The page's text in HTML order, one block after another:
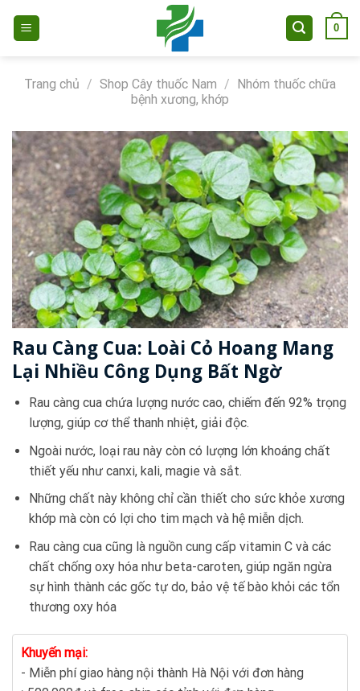
0
Trang chủ / Shop Cây thuốc Nam / Nhóm thuốc chữa
bệnh xương, khớp
Rau Càng Cua: Loài Cỏ Hoang Mang
Lại Nhiều Công Dụng Bất Ngờ
Rau càng cua chứa lượng nước cao, chiếm đến 92% trọng
lượng, giúp cơ thể thanh nhiệt, giải độc.
Ngoài nước, loại rau này còn có lượng lớn khoáng chất
thiết yếu như canxi, kali, magie và sắt.
Những chất này không chỉ cần thiết cho sức khỏe xương
khớp mà còn có lợi cho tim mạch và hệ miễn dịch.
Rau càng cua cũng là nguồn cung cấp vitamin C và các
chất chống oxy hóa như beta-caroten, giúp ngăn ngừa
sự hình thành các gốc tự do, bảo vệ tế bào khỏi các tổn
thương oxy hóa
Khuyến mại:
- Miễn phí giao hàng nội thành Hà Nội với đơn hàng